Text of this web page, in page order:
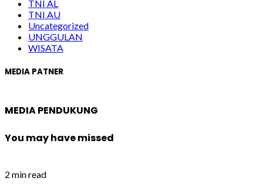
TNI AL
TNI AU
Uncategorized
UNGGULAN
WISATA
MEDIA PATNER
MEDIA PENDUKUNG
You may have missed
2 min read